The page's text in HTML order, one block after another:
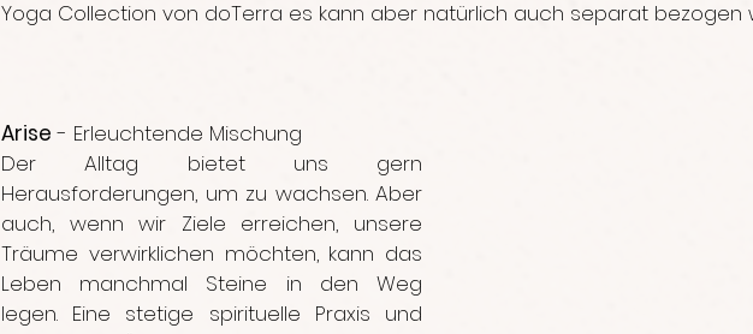
Yoga Collection von doTerra es kann aber natürlich auch separat bezogen
Arise - Erleuchtende Mischung
Der Alltag bietet uns gern
Herausforderungen, um zu wachsen. Aber
auch, wenn wir Ziele erreichen, unsere
Träume verwirklichen möchten, kann das
Leben manchmal Steine in den Weg
legen. Eine stetige spirituelle Praxis und